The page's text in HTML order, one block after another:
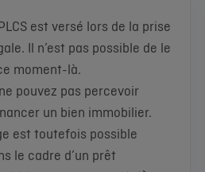
est versé lors de la prise
Il n’est pas possible de le
moment-là.
pouvez pas percevoir
un bien immobilier.
est toutefois possible
le cadre d’un prêt